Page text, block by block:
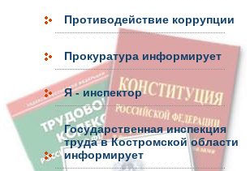
Противодействие коррупции
Прокуратура информирует
Я - инспектор
Государственная инспекция
труда в Костромской области
информирует